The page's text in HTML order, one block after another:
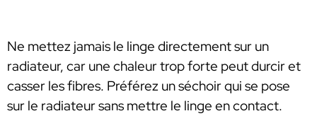
Ne mettez jamais le linge directement sur un
radiateur, car une chaleur trop forte peut durcir et
casser les fibres. Préférez un séchoir qui se pose
sur le radiateur sans mettre le linge en contact.